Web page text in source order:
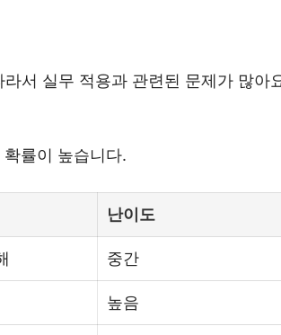
서 실무 적용과 관련된 문제가 많아
률이 높습니다.
난이도
중간
높음